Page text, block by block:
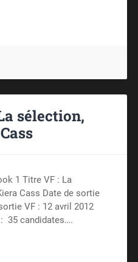
sélection,
1 Titre VF : La
Cass Date de sortie
VF : 12 avril 2012
35 candidates….